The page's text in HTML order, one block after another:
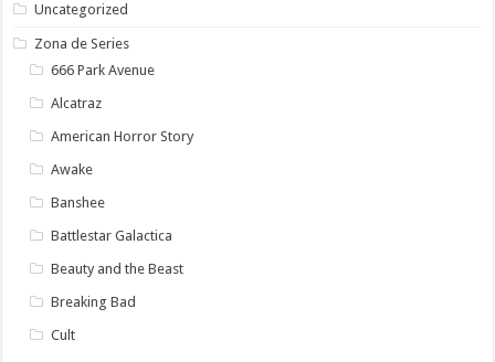
Uncategorized
Zona de Series
666 Park Avenue
Alcatraz
American Horror Story
Awake
Banshee
Battlestar Galactica
Beauty and the Beast
Breaking Bad
Cult